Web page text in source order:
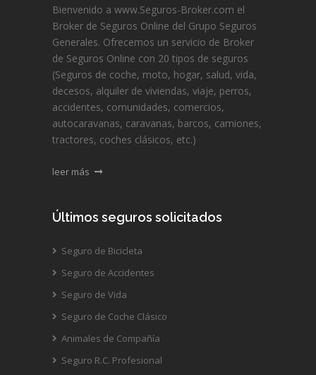
Bienvenido a www.Seguros-Broker.com el
Broker de Seguros Online del Grupo Seguros
Generales. Ofrecemos un servicio de Broker
de Seguros Online con 20 tipos de seguros
(Seguros de coche, moto, hogar, salud, vida,
decesos, alquiler de viviendas, viaje, perros,
accidentes, comunidades, comercios,
autocaravanas, caravanas, barcos, camiones,
tractores, coches clásicos, etc.)
leer más
Últimos seguros solicitados
Seguro de Bicicleta
Seguro de Accidentes
Seguro de Vida
Seguro de Coche Clásico
Animales de Compañía
Seguro R.C. Profesional